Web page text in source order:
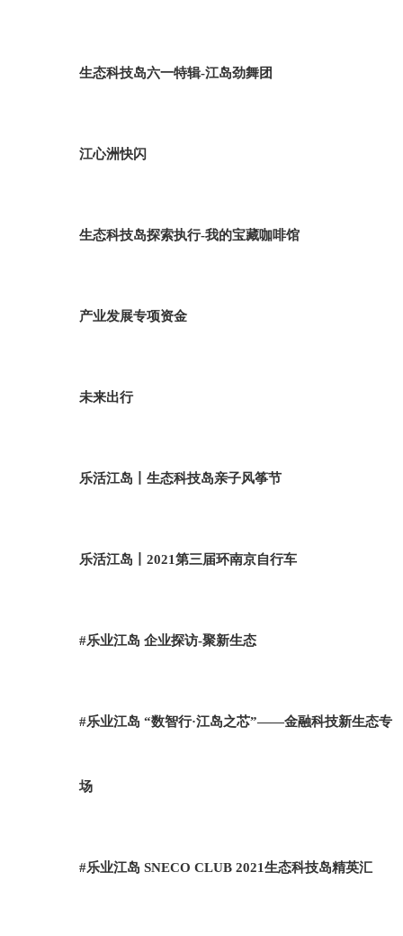
生态科技岛六一特辑-江岛劲舞团
江心洲快闪
生态科技岛探索执行-我的宝藏咖啡馆
产业发展专项资金
未来出行
乐活江岛丨生态科技岛亲子风筝节
乐活江岛丨2021第三届环南京自行车
#乐业江岛 企业探访-聚新生态
#乐业江岛 “数智行·江岛之芯”——金融科技新生态专
场
#乐业江岛 SNECO CLUB 2021生态科技岛精英汇